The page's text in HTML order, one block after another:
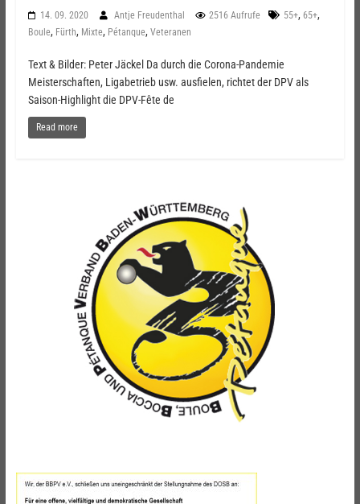
14. 09. 2020 Antje Freudenthal 2516 Aufrufe 55+, 65+,
Boule, Fürth, Mixte, Pétanque, Veteranen
Text & Bilder: Peter Jäckel Da durch die Corona-Pandemie
Meisterschaften, Ligabetrieb usw. ausfielen, richtet der DPV als
Saison-Highlight die DPV-Fête de
Read more